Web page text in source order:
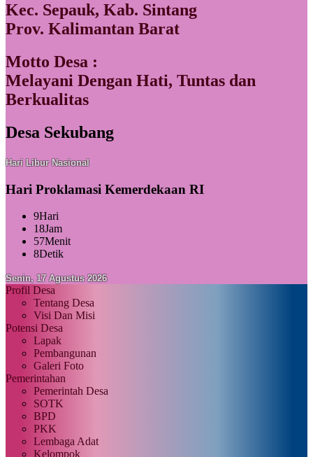
Kec. Sepauk, Kab. Sintang
Prov. Kalimantan Barat
Motto Desa :
Melayani Dengan Hati, Tuntas dan
Berkualitas
Desa Sekubang
Hari Libur Nasional
Hari Proklamasi Kemerdekaan RI
9Hari
18Jam
57Menit
6Detik
Senin, 17 Agustus 2026
Profil Desa
Tentang Desa
Visi Dan Misi
Potensi Desa
Lapak
Pembangunan
Galeri Foto
Pemerintahan
Pemerintah Desa
SOTK
BPD
PKK
Lembaga Adat
Kelompok